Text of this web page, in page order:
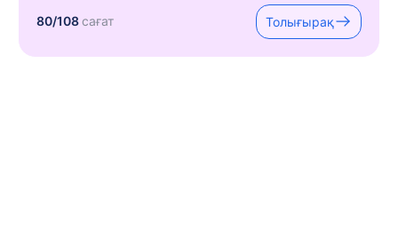
80/108сағат Толығырақ